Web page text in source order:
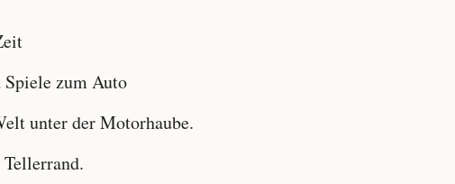
zum Auto
unter der Motorhaube.